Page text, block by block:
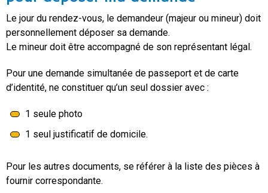
Le jour du rendez-vous, le demandeur (majeur ou mineur) doit
personnellement déposer sa demande.
Le mineur doit être accompagné de son représentant légal.
Pour une demande simultanée de passeport et de carte
d’identité, ne constituer qu’un seul dossier avec :
1 seule photo
1 seul justificatif de domicile.
Pour les autres documents, se référer à la liste des pièces à
fournir correspondante.